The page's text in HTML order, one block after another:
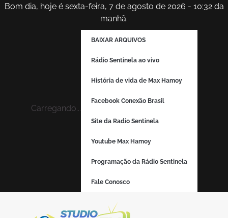
Bom dia, hoje é sexta-feira, 7 de agosto de 2026 - 10:32 da
manhã.
Carregando...
BAIXAR ARQUIVOS
Rádio Sentinela ao vivo
História de vida de Max Hamoy
Facebook Conexão Brasil
Site da Radio Sentinela
Youtube Max Hamoy
Programação da Rádio Sentinela
Fale Conosco